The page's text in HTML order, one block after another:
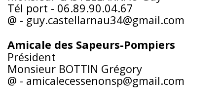
Tél port - 06.89.90.04.67
@ - guy.castellarnau34@gmail.com
Amicale des Sapeurs-Pompiers
Président
Monsieur BOTTIN Grégory
@ - amicalecessenonsp@gmail.com